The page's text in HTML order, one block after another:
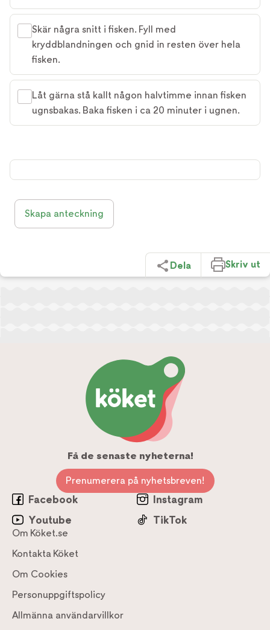
Skär några snitt i ﬁsken. Fyll med
kryddblandningen och gnid in resten över hela
ﬁsken.
Låt gärna stå kallt någon halvtimme innan ﬁsken
ugnsbakas. Baka ﬁsken i ca 20 minuter i ugnen.
Skapa anteckning
Dela Skriv ut
Få de senaste nyheterna!
Prenumerera på nyhetsbreven!
Facebook
Instagram
Youtube
TikTok
Om Köket.se
Kontakta Köket
Om Cookies
Personuppgiftspolicy
Allmänna användarvillkor